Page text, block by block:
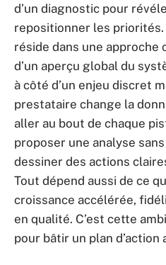
d’un diagnostic pour
repositionner les priorités.
réside dans une approche
d’un aperçu global du
à côté d’un enjeu discret
prestataire change la
aller au bout de chaque
proposer une analyse
dessiner des actions
Tout dépend aussi de ce
croissance accélérée,
en qualité. C’est cette
pour bâtir un plan d’action